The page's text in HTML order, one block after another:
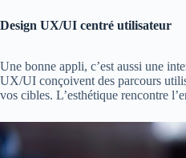
Design UX/UI centré utilisateur
Une bonne appli, c’est aussi une
UX/UI conçoivent des parcours
vos cibles. L’esthétique rencontre